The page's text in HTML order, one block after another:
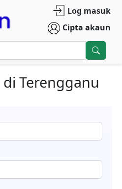
Log masuk
Cipta akaun
di Terengganu